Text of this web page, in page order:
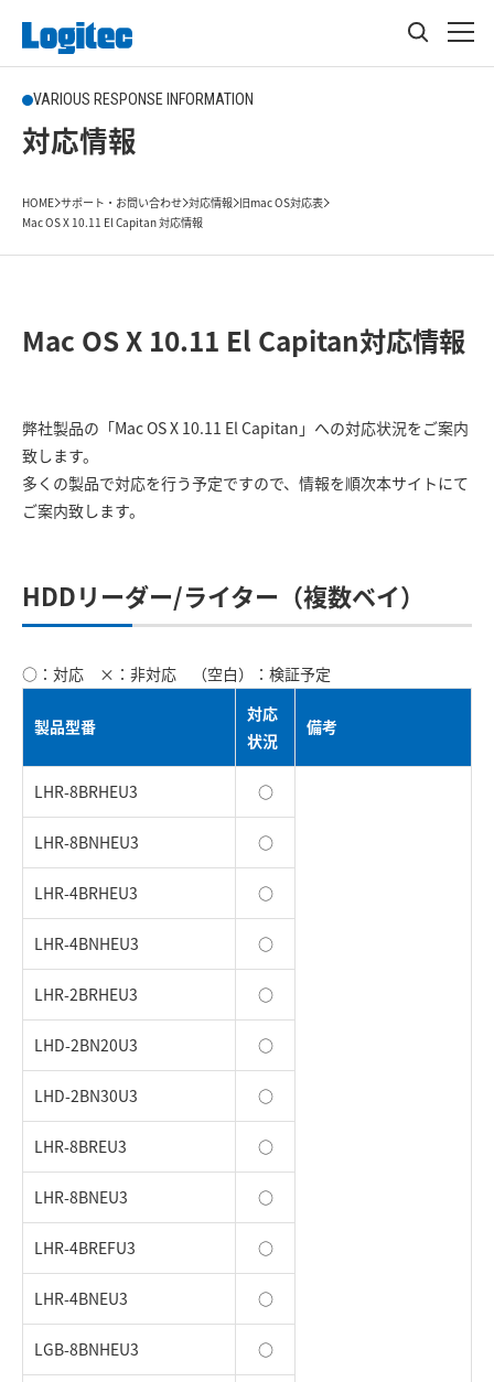
VARIOUS RESPONSE INFORMATION
対応情報
HOME サポート・お問い合わせ 対応情報 旧mac OS対応表
Mac OS X 10.11 El Capitan 対応情報
Mac OS X 10.11 El Capitan対応情報
弊社製品の「Mac OS X 10.11 El Capitan」への対応状況をご案内
致します。
多くの製品で対応を行う予定ですので、情報を順次本サイトにて
ご案内致します。
HDDリーダー/ライター（複数ベイ）
○：対応 ×：非対応 （空白）：検証予定
製品型番
対応
状況
備考
LHR-8BRHEU3 ○
LHR-8BNHEU3 ○
LHR-4BRHEU3 ○
LHR-4BNHEU3 ○
LHR-2BRHEU3 ○
LHD-2BN20U3 ○
LHD-2BN30U3 ○
LHR-8BREU3 ○
LHR-8BNEU3 ○
LHR-4BREFU3 ○
LHR-4BNEU3 ○
LGB-8BNHEU3 ○